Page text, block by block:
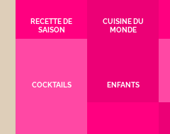
RECETTE DE
SAISON
CUISINE DU
MONDE
COCKTAILS ENFANTS